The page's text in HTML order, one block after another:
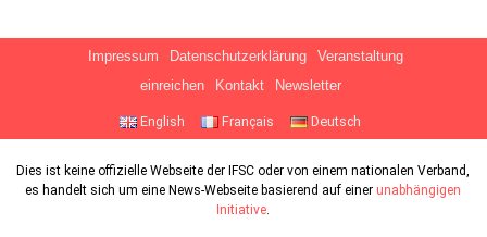
Impressum Datenschutzerklärung
Veranstaltung
einreichen
Kontakt Newsletter
English Français Deutsch
Dies ist keine offizielle Webseite der IFSC oder von einem nationalen Verband,
es handelt sich um eine News-Webseite basierend auf einer unabhängigen
Initiative.